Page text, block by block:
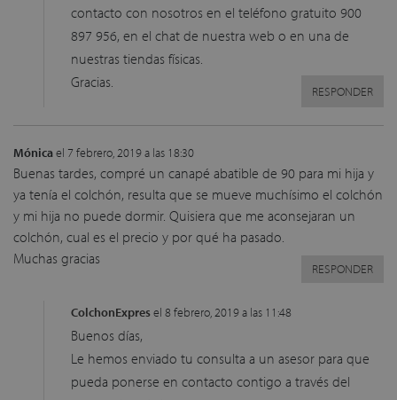
contacto con nosotros en el teléfono gratuito 900
897 956, en el chat de nuestra web o en una de
nuestras tiendas físicas.
Gracias.
RESPONDER
Mónicael 7 febrero, 2019 a las 18:30
Buenas tardes, compré un canapé abatible de 90 para mi hija y
ya tenía el colchón, resulta que se mueve muchísimo el colchón
y mi hija no puede dormir. Quisiera que me aconsejaran un
colchón, cual es el precio y por qué ha pasado.
Muchas gracias
RESPONDER
ColchonExpresel 8 febrero, 2019 a las 11:48
Buenos días,
Le hemos enviado tu consulta a un asesor para que
pueda ponerse en contacto contigo a través del